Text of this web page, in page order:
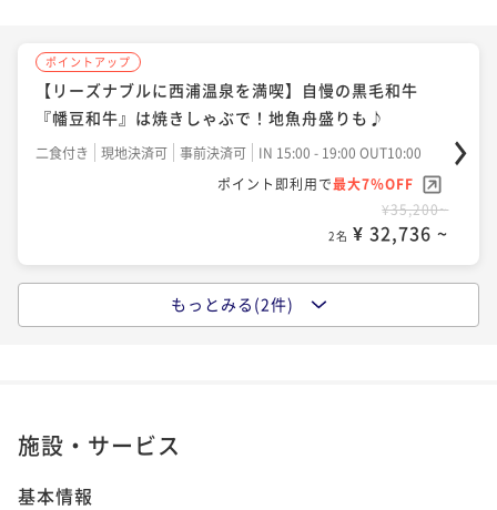
ポイントアップ
【リーズナブルに西浦温泉を満喫】自慢の黒毛和牛
『幡豆和牛』は焼きしゃぶで！地魚舟盛りも♪
二食付き 現地決済可 事前決済可
IN 15:00 - 19:00 OUT10:00
ポイント即利用で最大7％OFF
¥35,200~
2名 ¥ 32,736 ~
【迷ったらコレ！当館一番人気】三河湾を望む客室×
もっとみる(2件)
施設・サービス
基本情報